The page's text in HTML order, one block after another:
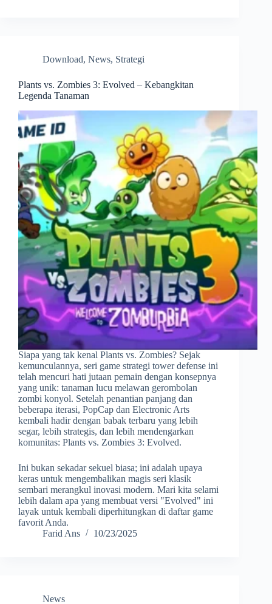
Download, News, Strategi
Plants vs. Zombies 3: Evolved – Kebangkitan
Legenda Tanaman
Siapa yang tak kenal Plants vs. Zombies? Sejak
kemunculannya, seri game strategi tower defense ini
telah mencuri hati jutaan pemain dengan konsepnya
yang unik: tanaman lucu melawan gerombolan
zombi konyol. Setelah penantian panjang dan
beberapa iterasi, PopCap dan Electronic Arts
kembali hadir dengan babak terbaru yang lebih
segar, lebih strategis, dan lebih mendengarkan
komunitas: Plants vs. Zombies 3: Evolved.
Ini bukan sekadar sekuel biasa; ini adalah upaya
keras untuk mengembalikan magis seri klasik
sembari merangkul inovasi modern. Mari kita selami
lebih dalam apa yang membuat versi "Evolved" ini
layak untuk kembali diperhitungkan di daftar game
favorit Anda.
Farid Ans
10/23/2025
News